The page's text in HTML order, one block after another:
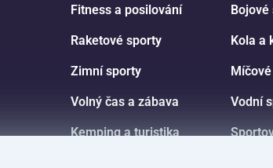
Fitness a posilování
Raketové sporty
Zimní sporty
Volný čas a zábava
Kemping a turistika
Kola a
Vodní